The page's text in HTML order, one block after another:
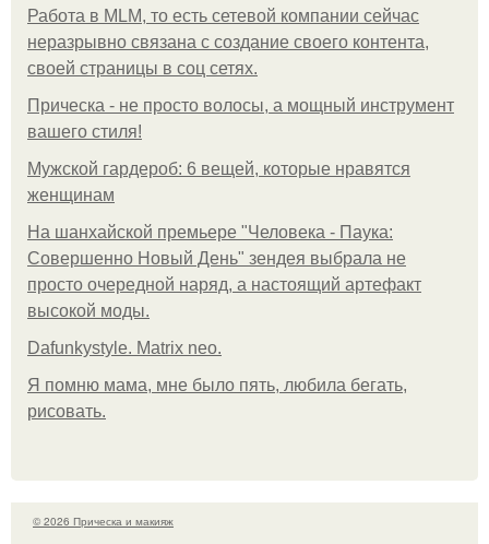
Работа в MLM, то есть сетевой компании сейчас
неразрывно связана с создание своего контента,
своей страницы в соц сетях.
Прическа - не просто волосы, а мощный инструмент
вашего стиля!
Мужской гардероб: 6 вещей, которые нравятся
женщинам
На шанхайской премьере "Человека - Паука:
Совершенно Новый День" зендея выбрала не
просто очередной наряд, а настоящий артефакт
высокой моды.
Dafunkystyle. Matrix neo.
Я помню мама, мне было пять, любила бегать,
рисовать.
© 2026 Прическа и макияж